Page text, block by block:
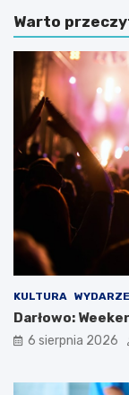
Warto
KULTURA
Darłowo:
6 sierpnia 2026